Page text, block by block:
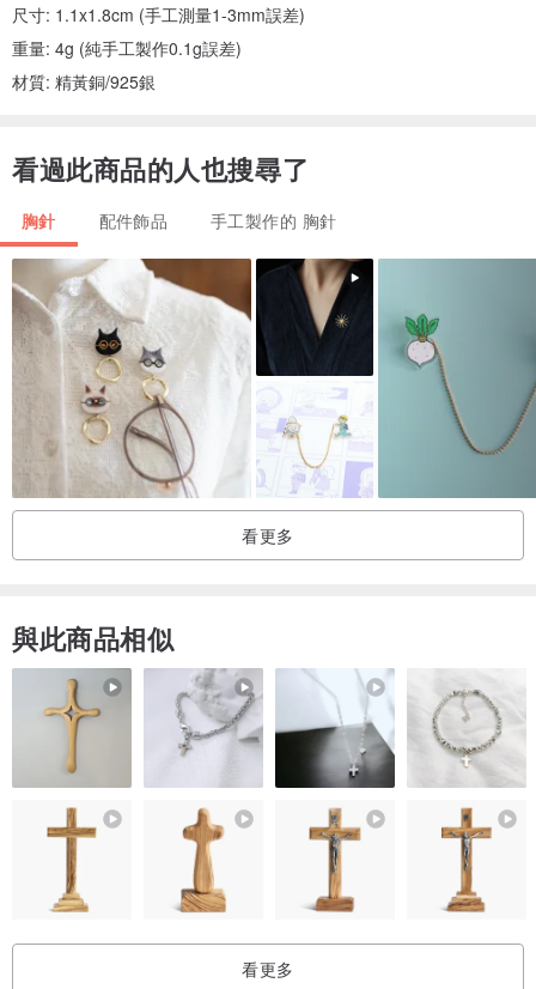
尺寸: 1.1x1.8cm (手工測量1-3mm誤差)
重量: 4g (純手工製作0.1g誤差)
材質: 精黃銅/925銀
看過此商品的人也搜尋了
胸針 配件飾品 手工製作的 胸針
看更多
與此商品相似
看更多